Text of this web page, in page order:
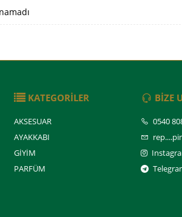
KATEGORİLER
AKSESUAR
AYAKKABI
GİYİM
PARFÜM
BİZE
0540